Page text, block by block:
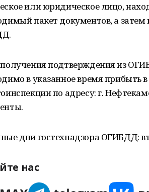
или юридическое лицо,
пакет документов, а
подтверждения из
в указанное время прибыть
по адресу: г.
дни гостехнадзора ОГИБДД:
нас